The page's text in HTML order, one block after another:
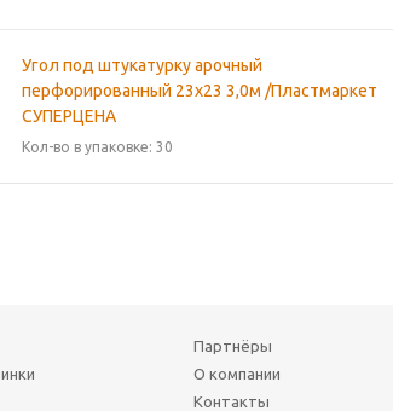
Угол под штукатурку арочный
перфорированный 23х23 3,0м /Пластмаркет
СУПЕРЦЕНА
Кол-во в упаковке: 30
Партнёры
О компании
Контакты